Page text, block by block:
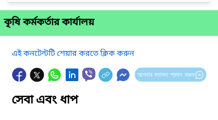
কৃষি কর্মকর্তার কার্যালয়
এই কনটেন্টটি শেয়ার করতে ক্লিক করুন
আপনার মতামত প্রদান করুন
সেবা এবং ধাপ